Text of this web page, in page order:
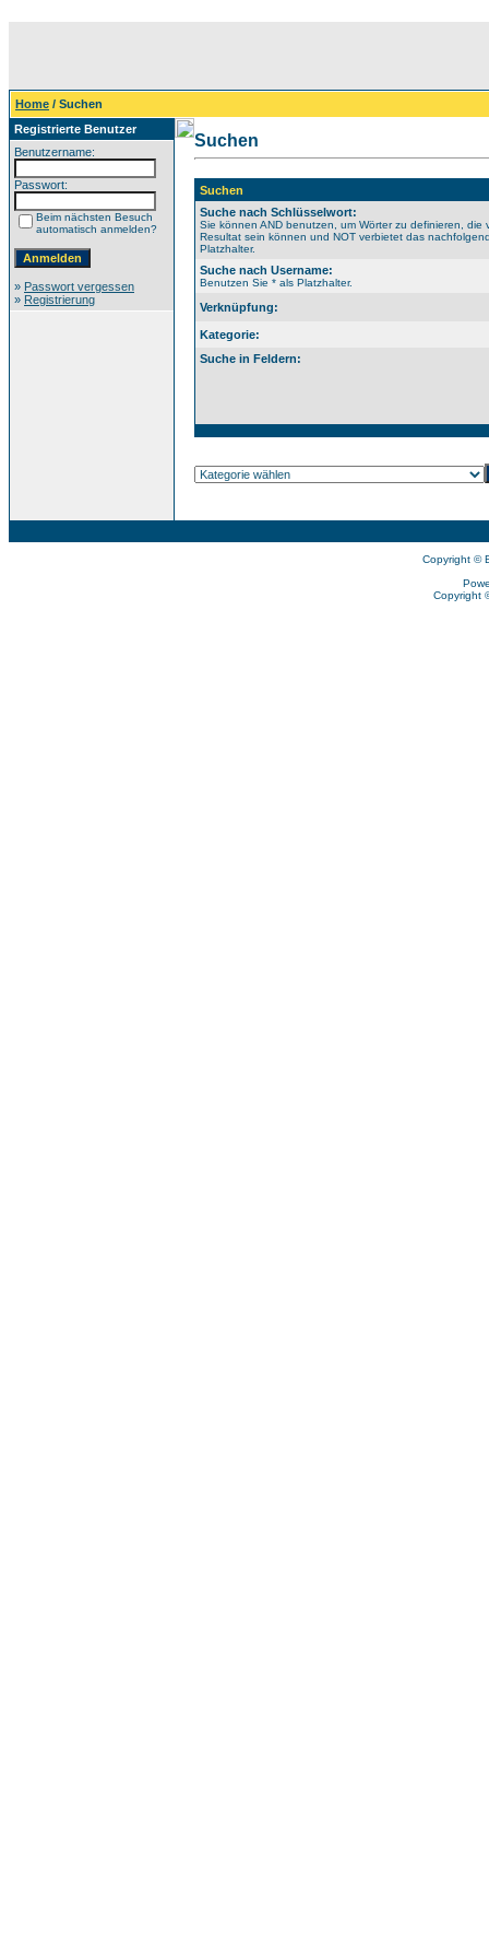
Home / Suchen
Registrierte Benutzer
Benutzername:
Passwort:
Beim nächsten Besuch
automatisch anmelden?
» Passwort vergessen
» Registrierung
Suchen
Suchen
Suche nach Schlüsselwort:
Sie können AND benutzen, um Wörter zu definieren, die
Resultat sein können und NOT verbietet das
Platzhalter.
Suche nach Username:
Benutzen Sie * als Platzhalter.
Verknüpfung:
Kategorie:
Suche in Feldern:
Copyright ©
Copyright